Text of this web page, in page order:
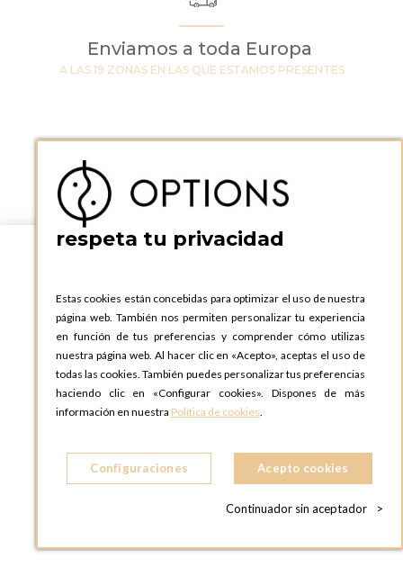
Enviamos a toda Europa
A LAS 19 ZONAS EN LAS QUE ESTAMOS PRESENTES
respeta tu privacidad
Estas cookies están concebidas para optimizar el uso de nuestra
página web. También nos permiten personalizar tu experiencia
en función de tus preferencias y comprender cómo utilizas
nuestra página web. Al hacer clic en «Acepto», aceptas el uso de
todas las cookies. También puedes personalizar tus preferencias
haciendo clic en «Configurar cookies». Dispones de más
información en nuestra Política de cookies.
Configuraciones Acepto cookies
Continuador sin aceptador >